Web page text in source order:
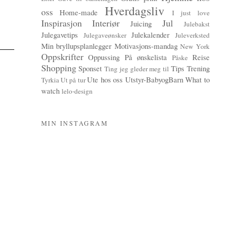
oss
Home-made Hverdagsliv I just love
Inspirasjon Interiør Juicing Jul Julebakst
Julegavetips Julegaveønsker Julekalender Juleverksted
Min bryllupsplanlegger Motivasjons-mandag New York
Oppskrifter Oppussing På ønskelista Påske Reise
Shopping Sponset Ting jeg gleder meg til Tips Trening
TyrkiaUt på turUte hos oss Utstyr-BabyogBarn What to
watch lelo-design
MIN INSTAGRAM